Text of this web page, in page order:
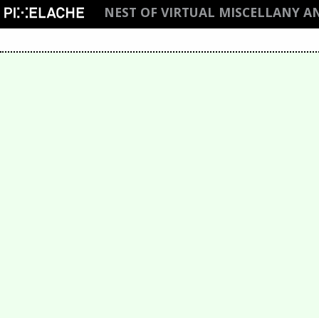
NEST OF VIRTUAL MISCELLANY